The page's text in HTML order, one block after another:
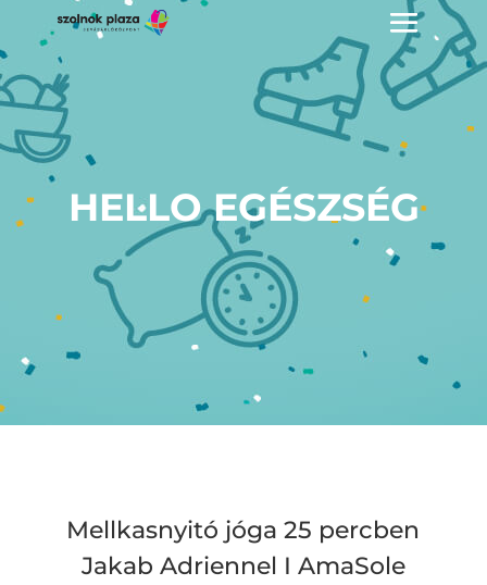
HELLO EGÉSZSÉG
Mellkasnyitó jóga 25 percben
Jakab Adriennel I AmaSole